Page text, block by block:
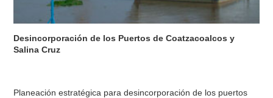
Desincorporación de los Puertos de Coatzacoalcos y
Salina Cruz
Planeación estratégica para desincorporación de los puertos